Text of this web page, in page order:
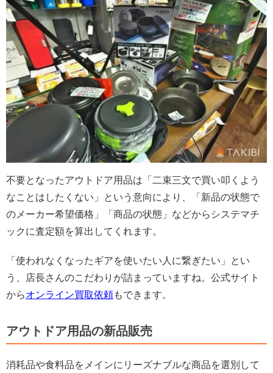
不要となったアウトドア用品は「二束三文で買い叩くよう
なことはしたくない」という意向により、「新品の状態で
のメーカー希望価格」「商品の状態」などからシステマチ
ックに査定額を算出してくれます。
「使われなくなったギアを使いたい人に繋ぎたい」とい
う、店長さんのこだわりが詰まっていますね。公式サイト
からオンライン買取依頼もできます。
アウトドア用品の新品販売
消耗品や食料品をメインにリーズナブルな商品を選別して